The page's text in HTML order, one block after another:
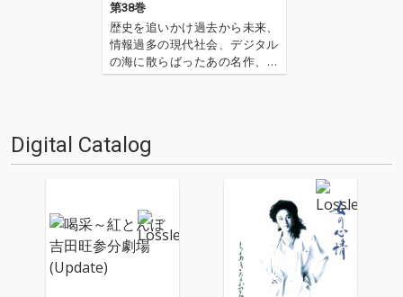
第38巻
歴史を追いかけ過去から未来、
情報過多の現代社会、デジタル
の海に散らばったあの名作、こ
の名作たちをひとつにまとめる
は…'''1.過去作の最新リマスター
音源 2.これまで未配信…
Digital Catalog